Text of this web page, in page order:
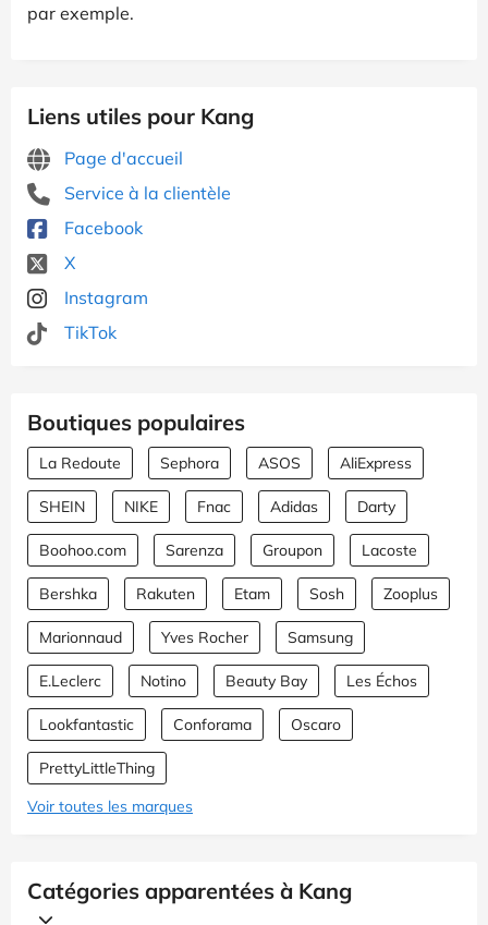
par exemple.
Liens utiles pour Kang
Page d'accueil
Service à la clientèle
Facebook
X
Instagram
TikTok
Boutiques populaires
La Redoute Sephora ASOS AliExpress
SHEIN NIKE Fnac Adidas Darty
Boohoo.com Sarenza Groupon Lacoste
Bershka Rakuten Etam Sosh Zooplus
Marionnaud Yves Rocher Samsung
E.Leclerc Notino Beauty Bay Les Échos
Lookfantastic Conforama Oscaro
PrettyLittleThing
Voir toutes les marques
Catégories apparentées à Kang